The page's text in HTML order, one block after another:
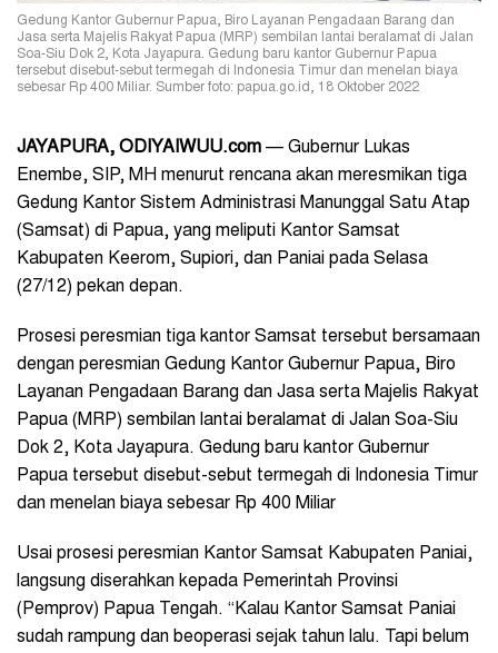
Gedung Kantor Gubernur Papua, Biro Layanan Pengadaan Barang dan
Jasa serta Majelis Rakyat Papua (MRP) sembilan lantai beralamat di Jalan
Soa-Siu Dok 2, Kota Jayapura. Gedung baru kantor Gubernur Papua
tersebut disebut-sebut termegah di Indonesia Timur dan menelan biaya
sebesar Rp 400 Miliar. Sumber foto: papua.go.id, 18 Oktober 2022
JAYAPURA, ODIYAIWUU.com — Gubernur Lukas
Enembe, SIP, MH menurut rencana akan meresmikan tiga
Gedung Kantor Sistem Administrasi Manunggal Satu Atap
(Samsat) di Papua, yang meliputi Kantor Samsat
Kabupaten Keerom, Supiori, dan Paniai pada Selasa
(27/12) pekan depan.
Prosesi peresmian tiga kantor Samsat tersebut bersamaan
dengan peresmian Gedung Kantor Gubernur Papua, Biro
Layanan Pengadaan Barang dan Jasa serta Majelis Rakyat
Papua (MRP) sembilan lantai beralamat di Jalan Soa-Siu
Dok 2, Kota Jayapura. Gedung baru kantor Gubernur
Papua tersebut disebut-sebut termegah di Indonesia Timur
dan menelan biaya sebesar Rp 400 Miliar
Usai prosesi peresmian Kantor Samsat Kabupaten Paniai,
langsung diserahkan kepada Pemerintah Provinsi
(Pemprov) Papua Tengah. “Kalau Kantor Samsat Paniai
sudah rampung dan beoperasi sejak tahun lalu. Tapi belum